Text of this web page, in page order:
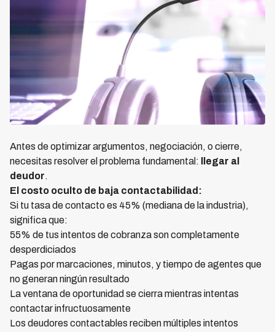
Antes de optimizar argumentos, negociación, o cierre,
necesitas resolver el problema fundamental:
llegar al
deudor.
El costo oculto de baja contactabilidad:
Si tu tasa de contacto es 45% (mediana de la industria),
significa que:
55% de tus intentos de cobranza son completamente
desperdiciados
Pagas por marcaciones, minutos, y tiempo de agentes que
no generan ningún resultado
La ventana de oportunidad se cierra mientras intentas
contactar infructuosamente
Los deudores contactables reciben múltiples intentos